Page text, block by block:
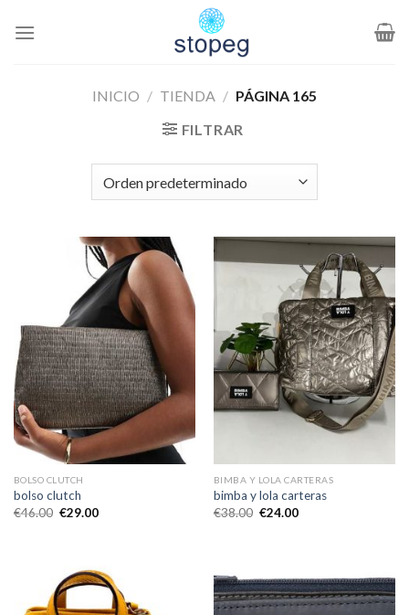
INICIO / TIENDA / PÁGINA 165
FILTRAR
BOLSO CLUTCH
bolso clutch
€46.00 €29.00
BIMBA Y LOLA CARTERAS
bimba y lola carteras
€38.00 €24.00